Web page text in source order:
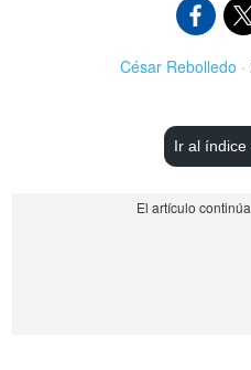
César Rebolledo ·
Ir al